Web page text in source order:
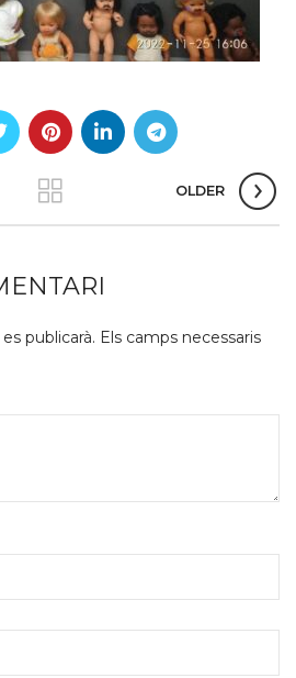
OLDER
publicarà. Els camps necessaris